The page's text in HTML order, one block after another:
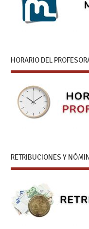
HORARIO DEL
RETRIBUCIONES Y